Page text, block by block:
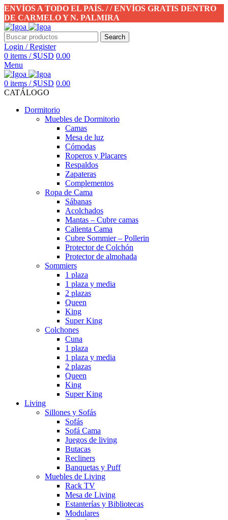
ENVÍOS A TODO EL PAÍS. / / ENVÍOS GRATIS DENTRO
DE CARMELO Y N. PALMIRA
Search
Login / Register
0 items / $USD 0.00
Menu
0 items / $USD 0.00
CATÁLOGO
Dormitorio
Muebles de Dormitorio
Camas
Mesa de luz
Cómodas
Roperos y Placares
Respaldos
Zapateras
Complementos
Ropa de Cama
Sábanas
Acolchados
Mantas – Cubre camas
Calienta Cama
Cubre Sommier – Pollerin
Protector de Colchón
Protector de almohada
Sommiers
1 plaza
1 plaza y media
2 plazas
Queen
King
Super King
Colchones
Cuna
1 plaza
1 plaza y media
2 plazas
Queen
King
Super King
Living
Sillones y Sofás
Sofás
Sofá Cama
Juegos de living
Butacas
Recliners
Banquetas y Puff
Muebles de Living
Rack TV
Mesa de Living
Estanterías y Bibliotecas
Modulares